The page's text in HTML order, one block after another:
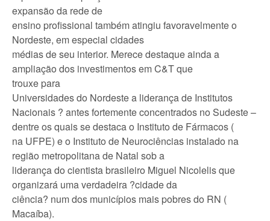
expansão da rede de
ensino profissional também atingiu favoravelmente o
Nordeste, em especial cidades
médias de seu interior. Merece destaque ainda a
ampliação dos investimentos em C&T que
trouxe para
Universidades do Nordeste a liderança de Institutos
Nacionais ? antes fortemente concentrados no Sudeste –
dentre os quais se destaca o Instituto de Fármacos (
na UFPE) e o Instituto de Neurociências instalado na
região metropolitana de Natal sob a
liderança do cientista brasileiro Miguel Nicolelis que
organizará uma verdadeira ?cidade da
ciência? num dos municípios mais pobres do RN (
Macaíba).